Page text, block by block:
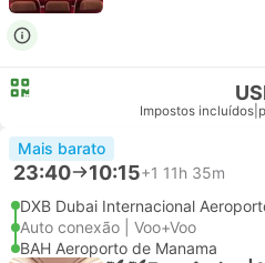
Impostos incluídos
Mais barato
23:40 10:15+1 11h 35m
DXB Dubai Internacional
Auto conexão | Voo+Voo
BAH Aeroporto de Manama